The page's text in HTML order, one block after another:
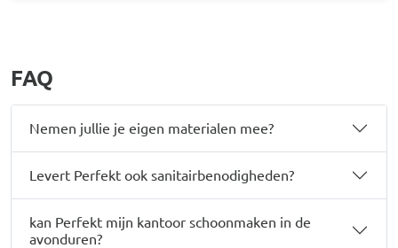
FAQ
Nemen jullie je eigen materialen mee?
Levert Perfekt ook sanitairbenodigheden?
kan Perfekt mijn kantoor schoonmaken in de
avonduren?